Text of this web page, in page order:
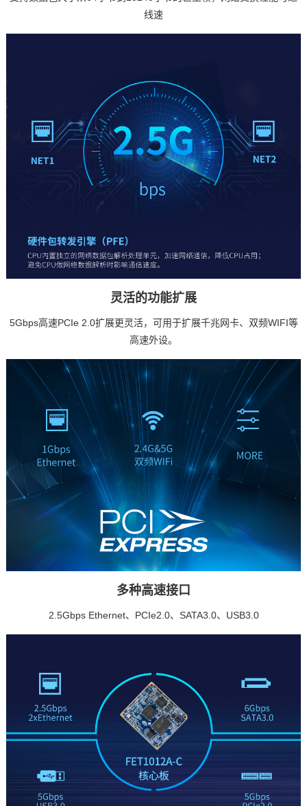
线速
灵活的功能扩展
5Gbps高速PCIe 2.0扩展更灵活，可用于扩展千兆网卡、双频WIFI等
高速外设。
多种高速接口
2.5Gbps Ethernet、PCIe2.0、SATA3.0、USB3.0